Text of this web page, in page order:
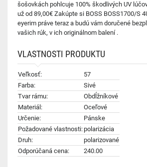
šošovkách pohlcuje 100% škodlivých UV
už od 89,00€ Zakúpte si BOSS BOSS1700/S
eyerim práve teraz a budú vám doručené
vašich rúk, v ich originálnom balení .
VLASTNOSTI PRODUKTU
Veľkosť:
57
Farba:
Sivé
Tvar rámu:
Obdĺžníkové
Materiál:
Oceľové
Určenie:
Pánske
Požadované vlastnosti:polarizácia
Druh:
polarizované
Odporúčaná cena:
240.00